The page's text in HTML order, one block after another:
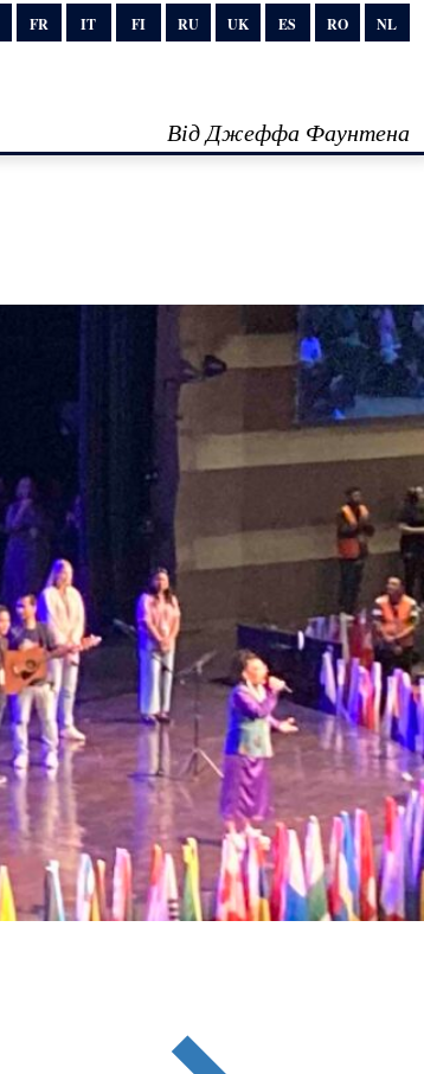
FR IT FI RU UK ES RO NL
Від Джеффа Фаунтена